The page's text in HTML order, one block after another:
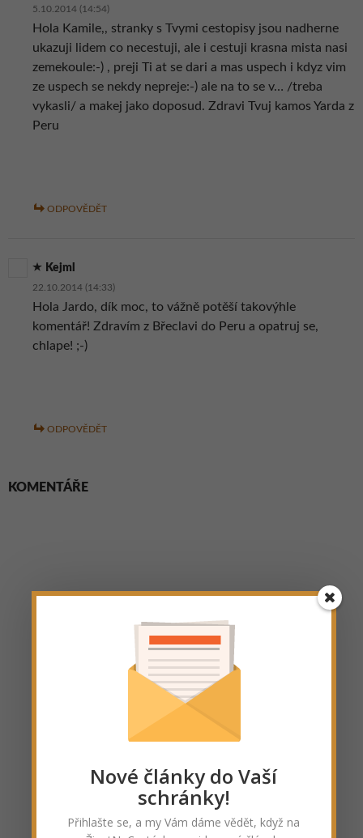
5.10.2014 (14:54)
Hola Kamile,, stranky s Tvymi cestopisy jsou nadherne
ukazuji lidem co necestuji, ale i cestuji krasna mista nasi
zemekoule:-) , preji Ti at se dari a mas uspech i kdyz vim
ze uspech se nekdy nepreje:-) ale na to se v… /treba
vykasli/ a makej jako doposud. Zdravi Tvuj kamos Yarda z
Peru
ODPOVĚDĚT
Kejml
22.10.2014 (14:33)
Hola Jardo, dík moc, to vážně potěší takovýhle
komentář! Zdravím z Břeclavi do Peru a opatruj se,
chlape! ;-)
ODPOVĚDĚT
KOMENTÁŘE
Nové články do Vaší
schránky!
Přihlašte se, a my Vám dáme vědět, když na